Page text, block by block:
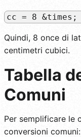
cc = 8 &times;
Quindi, 8 once di
centimetri cubici.
Tabella
Comuni
Per semplificare le
conversioni comuni: